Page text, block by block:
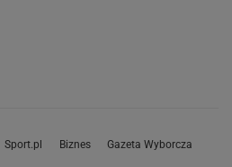
Sport.pl Biznes Gazeta Wyborcza